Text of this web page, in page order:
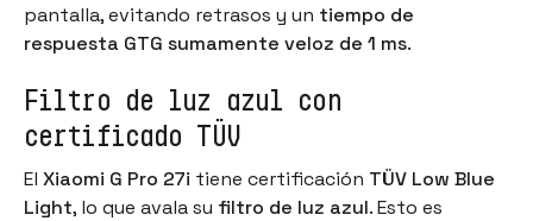
pantalla, evitando retrasos y un tiempo de
respuesta GTG sumamente veloz de 1 ms.
Filtro de luz azul con
certificado TÜV
El Xiaomi G Pro 27i tiene certificación TÜV Low Blue
Light, lo que avala su filtro de luz azul. Esto es